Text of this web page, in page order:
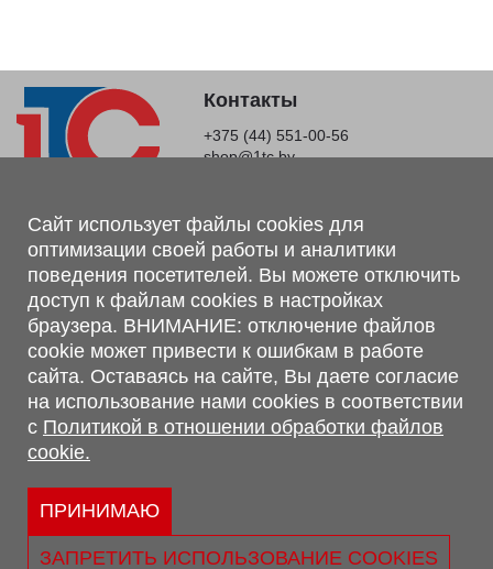
Контакты
+375 (44) 551-00-56
shop@1tc.by
Магазин, склад
г. Минск, Минский р-н, п. Привольный, ул. Мира, 20А,
223062
г. Брест, ул. Лейтенанта Рябцева, 108 В, 224701
Обращаем Ваше внимание, что вся предоставленная на сайте
информация, касающаяся комплектаций, технических
характеристик, цветовых сочетаний, а также стоимости и
сервисного обслуживания носит информационный характер и
не является публичной офертой, определяемой п.2 ст.407
Гражданского кодекса Республики Беларусь.
Политика обработки персональных данных
Политикой в отношении обработки файлов cookie.
Сайт использует файлы cookies для
оптимизации своей работы и аналитики
поведения посетителей. Вы можете отключить
доступ к файлам cookies в настройках
браузера. ВНИМАНИЕ: отключение файлов
cookie может привести к ошибкам в работе
сайта. Оставаясь на сайте, Вы даете согласие
на использование нами cookies в соответствии
с Политикой в отношении обработки файлов
cookie.
ПРИНИМАЮ
ЗАПРЕТИТЬ ИСПОЛЬЗОВАНИЕ COOKIES